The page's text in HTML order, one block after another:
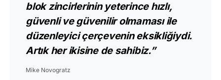
blok zincirlerinin yeterince hızlı,
güvenli ve güvenilir olmaması ile
düzenleyici çerçevenin eksikliğiydi.
Artık her ikisine de sahibiz.”
Mike Novogratz